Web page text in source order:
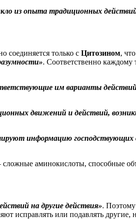
из опыта традиционных
соединяется только с Цитозином,
. Соответственно
им варианты
движений и действий,
информацию господствующих
аминокислоты, способные
на другие действия».
исправлять или подавлять другие,